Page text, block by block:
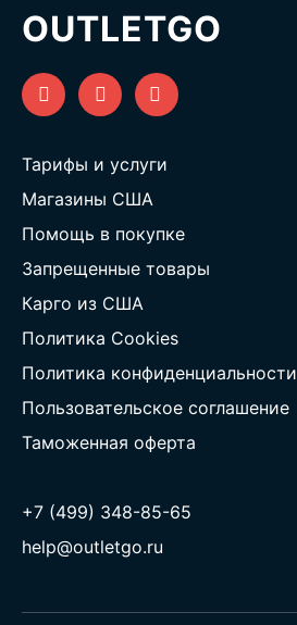
OUTLETGO
Тарифы и услуги
Магазины США
Помощь в покупке
Запрещенные товары
Карго из США
Политика Cookies
Политика конфиденциальности
Пользовательское соглашение
Таможенная оферта
+7 (499) 348-85-65
help@outletgo.ru